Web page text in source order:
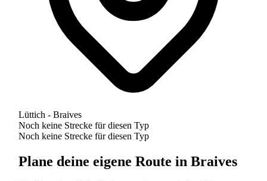
Lüttich - Braives
Noch keine Strecke für diesen Typ
Noch keine Strecke für diesen Typ
Plane deine eigene Route in Braives